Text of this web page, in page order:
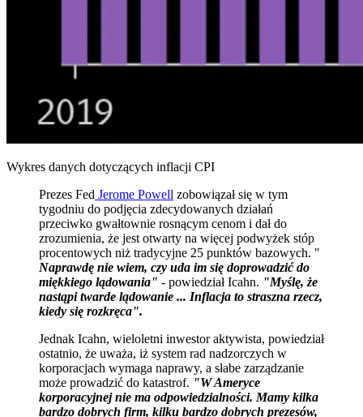
Wykres danych dotyczących inflacji CPI
Prezes Fed Jerome Powell zobowiązał się w tym
tygodniu do podjęcia zdecydowanych działań
przeciwko gwałtownie rosnącym cenom i dał do
zrozumienia, że jest otwarty na więcej podwyżek stóp
procentowych niż tradycyjne 25 punktów bazowych. "
Naprawdę nie wiem, czy uda im się doprowadzić do
miękkiego lądowania" - powiedział Icahn. "Myślę, że
nastąpi twarde lądowanie ... Inflacja to straszna rzecz,
kiedy się rozkręca".
Jednak Icahn, wieloletni inwestor aktywista, powiedział
ostatnio, że uważa, iż system rad nadzorczych w
korporacjach wymaga naprawy, a słabe zarządzanie
może prowadzić do katastrof. "W Ameryce
korporacyjnej nie ma odpowiedzialności. Mamy kilka
bardzo dobrych firm, kilku bardzo dobrych prezesów,